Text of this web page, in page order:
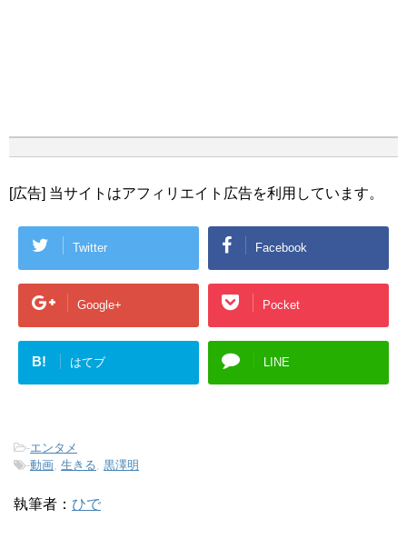
[広告] 当サイトはアフィリエイト広告を利用しています。
Twitter Facebook
Google+ Pocket
B! はてブ LINE
-エンタメ
-動画 生きる 黒澤明
執筆者： ひで